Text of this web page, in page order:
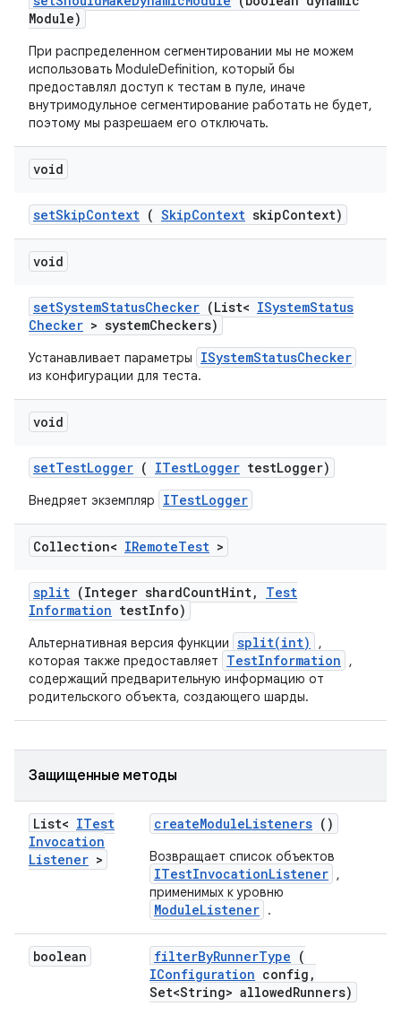
Module)
При распределенном сегментировании мы не можем
использовать ModuleDefinition, который бы
предоставлял доступ к тестам в пуле, иначе
внутримодульное сегментирование работать не будет,
поэтому мы разрешаем его отключать.
void
setSkipContext ( SkipContext skipContext)
void
setSystemStatusChecker (List< ISystemStatus
Checker > systemCheckers)
Устанавливает параметры ISystemStatusChecker
из конфигурации для теста.
void
setTestLogger ( ITestLogger testLogger)
Внедряет экземпляр ITestLogger
Collection< IRemoteTest >
split (Integer shardCountHint,
Test
Information testInfo)
Альтернативная версия функции split(int)
,
которая также предоставляет
TestInformation
,
содержащий предварительную информацию от
родительского объекта, создающего шарды.
Защищенные методы
List< ITest
Invocation
Listener >
createModuleListeners ()
Возвращает список объектов
ITestInvocationListener ,
применимых к уровню
ModuleListener .
boolean filterByRunnerType (
IConfiguration config ,
Set<String> allowedRunners)